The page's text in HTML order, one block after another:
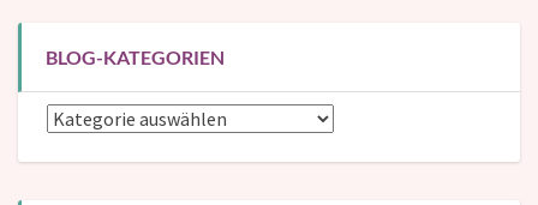
BLOG-KATEGORIEN
Blog-